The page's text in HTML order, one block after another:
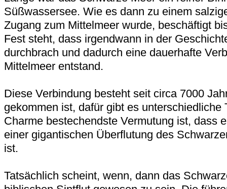
Süßwassersee. Wie es dann zu einem
Zugang zum Mittelmeer wurde, beschäftigt
Fest steht, dass irgendwann in der
durchbrach und dadurch eine dauerhafte
Mittelmeer entstand.
Diese Verbindung besteht seit circa 7000
gekommen ist, dafür gibt es unterschiedliche
Charme bestechendste Vermutung ist, dass
einer gigantischen Überflutung des
ist.
Tatsächlich scheint, wenn, dann das